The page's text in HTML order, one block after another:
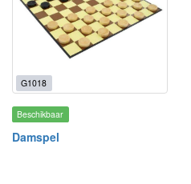
G1018
Beschikbaar
Damspel